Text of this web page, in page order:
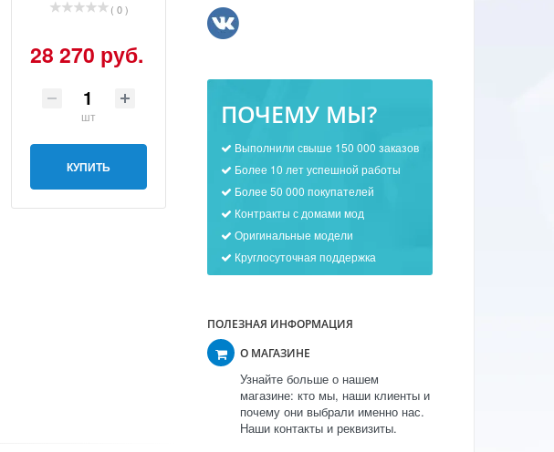
( 0 )
28 270 руб.
шт
КУПИТЬ
ПОЧЕМУ МЫ?
Выполнили свыше 150 000 заказов
Более 10 лет успешной работы
Более 50 000 покупателей
Контракты с домами мод
Оригинальные модели
Круглосуточная поддержка
ПОЛЕЗНАЯ ИНФОРМАЦИЯ
О МАГАЗИНЕ
Узнайте больше о нашем
магазине: кто мы, наши клиенты и
почему они выбрали именно нас.
Наши контакты и реквизиты.